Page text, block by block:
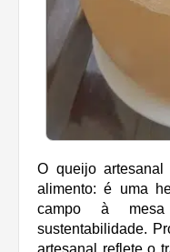
O queijo
alimento: é uma
campo à
sustentabilidade.
artesanal reflete o